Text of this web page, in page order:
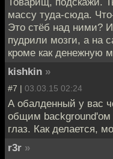
массу туда-сюда.
Это стёб над ними?
пудрили мозги, а на
кроме как денежную
kishkin »
#7 | 03.03.15 02:24
А обалденный у вас
общим background'ом
глаз. Как делается,
r3r »